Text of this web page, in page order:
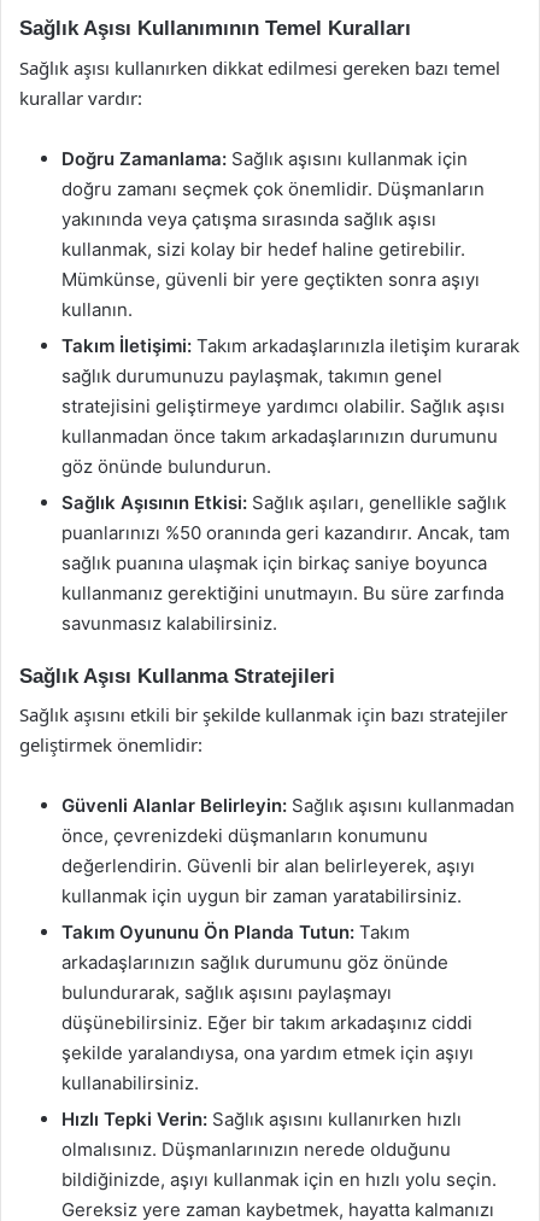
Sağlık Aşısı Kullanımının Temel Kuralları
Sağlık aşısı kullanırken dikkat edilmesi gereken bazı temel
kurallar vardır:
Doğru Zamanlama: Sağlık aşısını kullanmak için
doğru zamanı seçmek çok önemlidir. Düşmanların
yakınında veya çatışma sırasında sağlık aşısı
kullanmak, sizi kolay bir hedef haline getirebilir.
Mümkünse, güvenli bir yere geçtikten sonra aşıyı
kullanın.
Takım İletişimi: Takım arkadaşlarınızla iletişim kurarak
sağlık durumunuzu paylaşmak, takımın genel
stratejisini geliştirmeye yardımcı olabilir. Sağlık aşısı
kullanmadan önce takım arkadaşlarınızın durumunu
göz önünde bulundurun.
Sağlık Aşısının Etkisi: Sağlık aşıları, genellikle sağlık
puanlarınızı %50 oranında geri kazandırır. Ancak, tam
sağlık puanına ulaşmak için birkaç saniye boyunca
kullanmanız gerektiğini unutmayın. Bu süre zarfında
savunmasız kalabilirsiniz.
Sağlık Aşısı Kullanma Stratejileri
Sağlık aşısını etkili bir şekilde kullanmak için bazı stratejiler
geliştirmek önemlidir:
Güvenli Alanlar Belirleyin: Sağlık aşısını kullanmadan
önce, çevrenizdeki düşmanların konumunu
değerlendirin. Güvenli bir alan belirleyerek, aşıyı
kullanmak için uygun bir zaman yaratabilirsiniz.
Takım Oyununu Ön Planda Tutun: Takım
arkadaşlarınızın sağlık durumunu göz önünde
bulundurarak, sağlık aşısını paylaşmayı
düşünebilirsiniz. Eğer bir takım arkadaşınız ciddi
şekilde yaralandıysa, ona yardım etmek için aşıyı
kullanabilirsiniz.
Hızlı Tepki Verin: Sağlık aşısını kullanırken hızlı
olmalısınız. Düşmanlarınızın nerede olduğunu
bildiğinizde, aşıyı kullanmak için en hızlı yolu seçin.
Gereksiz yere zaman kaybetmek, hayatta kalmanızı